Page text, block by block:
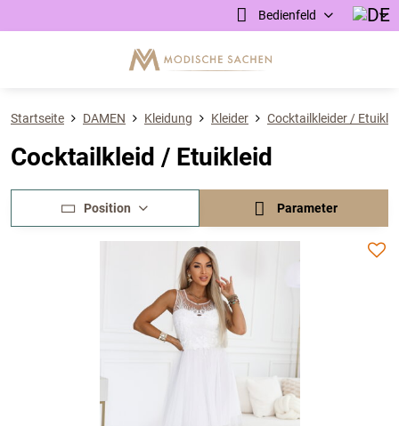
Bedienfeld
Startseite DAMEN Kleidung Kleider Cocktailkleider /
Cocktailkleid / Etuikleid
Position Parameter